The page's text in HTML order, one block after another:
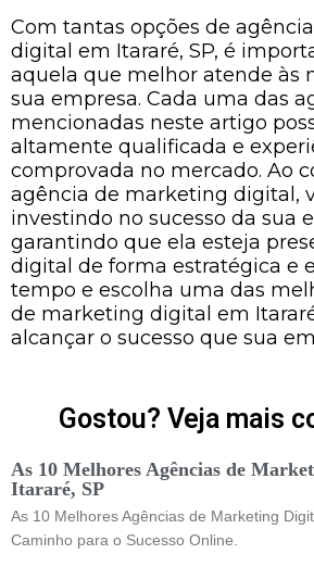
Com tantas opções de
digital em Itararé, SP, é
aquela que melhor atende às
sua empresa. Cada uma das
mencionadas neste artigo
altamente qualificada e
comprovada no mercado. Ao
agência de marketing digital,
investindo no sucesso da sua
garantindo que ela esteja
digital de forma estratégica e
tempo e escolha uma das
de marketing digital em
alcançar o sucesso que sua
Gostou? Veja mais
As 10 Melhores Agências de
Itararé, SP
As 10 Melhores Agências de Marketing
Caminho para o Sucesso Online.